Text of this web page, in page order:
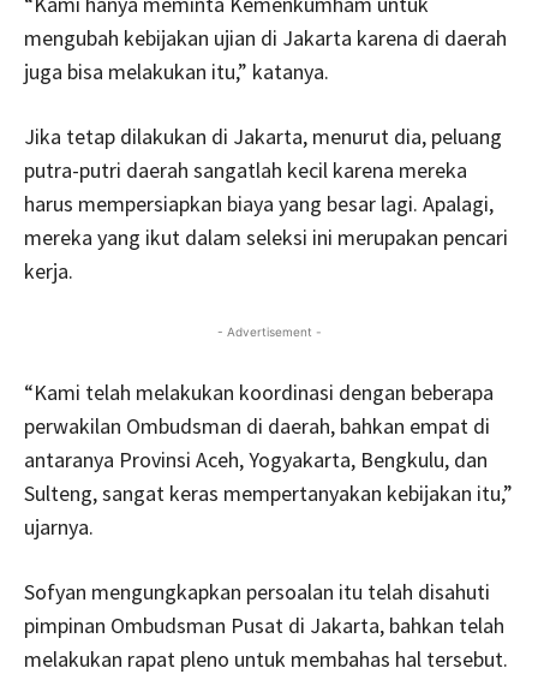
mengubah kebijakan ujian di Jakarta karena di daerah
juga bisa melakukan itu,” katanya.
Jika tetap dilakukan di Jakarta, menurut dia, peluang
putra-putri daerah sangatlah kecil karena mereka
harus mempersiapkan biaya yang besar lagi. Apalagi,
mereka yang ikut dalam seleksi ini merupakan pencari
kerja.
- Advertisement -
“Kami telah melakukan koordinasi dengan beberapa
perwakilan Ombudsman di daerah, bahkan empat di
antaranya Provinsi Aceh, Yogyakarta, Bengkulu, dan
Sulteng, sangat keras mempertanyakan kebijakan itu,”
ujarnya.
Sofyan mengungkapkan persoalan itu telah disahuti
pimpinan Ombudsman Pusat di Jakarta, bahkan telah
melakukan rapat pleno untuk membahas hal tersebut.